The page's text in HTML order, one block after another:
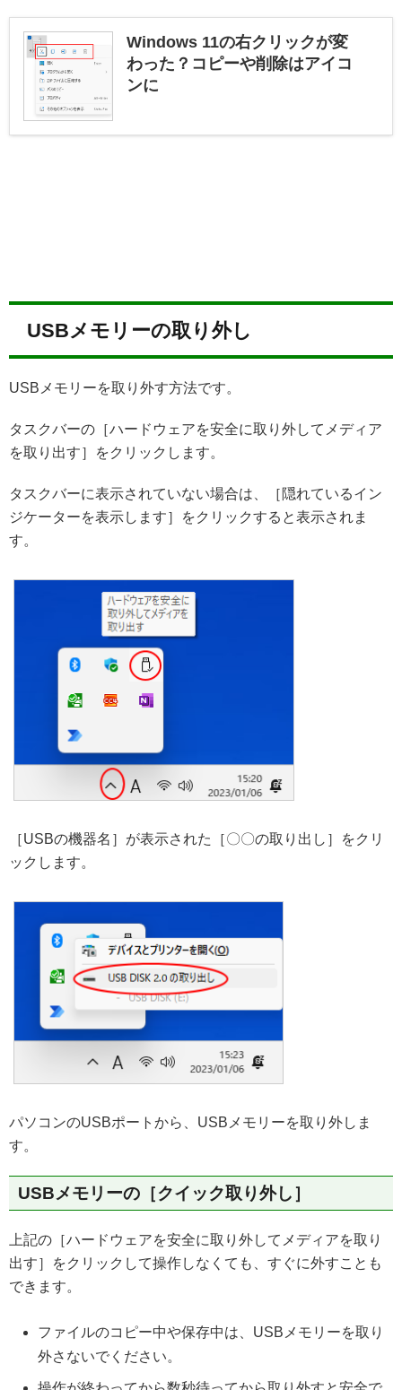
Windows 11の右クリックが変
わった？コピーや削除はアイコ
ンに
USBメモリーの取り外し
USBメモリーを取り外す方法です。
タスクバーの［ハードウェアを安全に取り外してメディア
を取り出す］をクリックします。
タスクバーに表示されていない場合は、［隠れているイン
ジケーターを表示します］をクリックすると表示されま
す。
［USBの機器名］が表示された［〇〇の取り出し］をクリ
ックします。
パソコンのUSBポートから、USBメモリーを取り外しま
す。
USBメモリーの［クイック取り外し］
上記の［ハードウェアを安全に取り外してメディアを取り
出す］をクリックして操作しなくても、すぐに外すことも
できます。
ファイルのコピー中や保存中は、USBメモリーを取り
外さないでください。